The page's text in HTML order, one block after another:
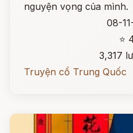
nguyện vọng của mình.
08-
⭐
3,317
Truyện cổ Trung Quốc